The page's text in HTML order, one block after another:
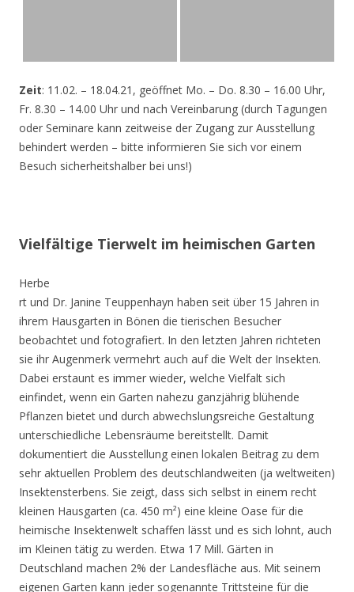
Zeit: 11.02. – 18.04.21, geöffnet Mo. – Do. 8.30 – 16.00 Uhr,
Fr. 8.30 – 14.00 Uhr und nach Vereinbarung (durch Tagungen
oder Seminare kann zeitweise der Zugang zur Ausstellung
behindert werden – bitte informieren Sie sich vor einem
Besuch sicherheitshalber bei uns!)
Vielfältige Tierwelt im heimischen Garten
Herbe
rt und Dr. Janine Teuppenhayn haben seit über 15 Jahren in
ihrem Hausgarten in Bönen die tierischen Besucher
beobachtet und fotografiert. In den letzten Jahren richteten
sie ihr Augenmerk vermehrt auch auf die Welt der Insekten.
Dabei erstaunt es immer wieder, welche Vielfalt sich
einfindet, wenn ein Garten nahezu ganzjährig blühende
Pflanzen bietet und durch abwechslungsreiche Gestaltung
unterschiedliche Lebensräume bereitstellt. Damit
dokumentiert die Ausstellung einen lokalen Beitrag zu dem
sehr aktuellen Problem des deutschlandweiten (ja weltweiten)
Insektensterbens. Sie zeigt, dass sich selbst in einem recht
kleinen Hausgarten (ca. 450 m²) eine kleine Oase für die
heimische Insektenwelt schaffen lässt und es sich lohnt, auch
im Kleinen tätig zu werden. Etwa 17 Mill. Gärten in
Deutschland machen 2% der Landesfläche aus. Mit seinem
eigenen Garten kann jeder sogenannte Trittsteine für die